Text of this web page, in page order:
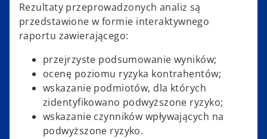
Rezultaty przeprowadzonych analiz są
przedstawione w formie interaktywnego
raportu zawierającego:
przejrzyste podsumowanie wyników;
ocenę poziomu ryzyka kontrahentów;
wskazanie podmiotów, dla których
zidentyfikowano podwyższone ryzyko;
wskazanie czynników wpływających na
podwyższone ryzyko.